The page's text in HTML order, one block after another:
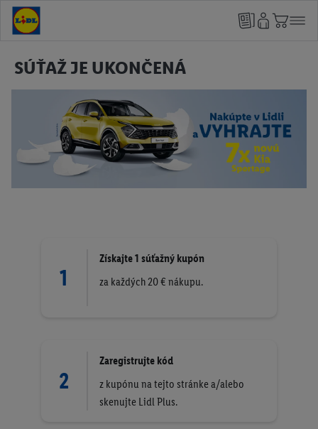
SÚŤAŽ JE UKONČENÁ
1
Získajte 1 súťažný kupón
za každých 20 € nákupu.
2
Zaregistrujte kód
z kupónu na tejto stránke a/alebo
skenujte Lidl Plus.